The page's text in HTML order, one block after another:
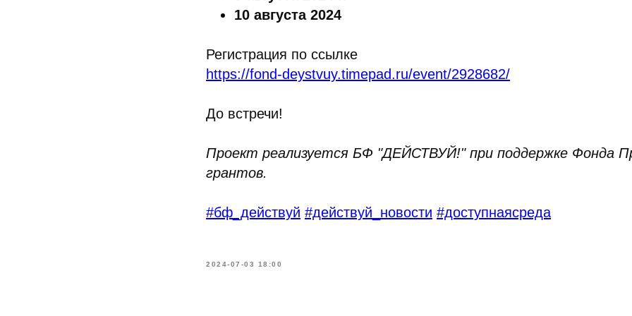
10 августа 2024
Регистрация по ссылке
https://fond-deystvuy.timepad.ru/event/2928682/
До встречи!
Проект реализуется БФ "ДЕЙСТВУЙ!" при поддержке Фонда
грантов.
#бф_действуй #действуй_новости #доступнаясреда
2024-07-03 18:00